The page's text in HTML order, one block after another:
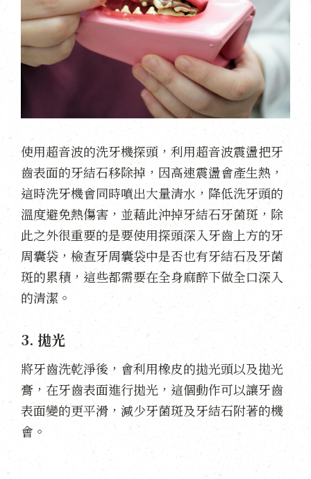
使用超音波的洗牙機探頭，利用超音波震盪把牙
齒表面的牙結石移除掉，因高速震盪會產生熱，
這時洗牙機會同時噴出大量清水，降低洗牙頭的
溫度避免熱傷害，並藉此沖掉牙結石牙菌斑，除
此之外很重要的是要使用探頭深入牙齒上方的牙
周囊袋，檢查牙周囊袋中是否也有牙結石及牙菌
斑的累積，這些都需要在全身麻醉下做全口深入
的清潔。
3. 拋光
將牙齒洗乾淨後，會利用橡皮的拋光頭以及拋光
膏，在牙齒表面進行拋光，這個動作可以讓牙齒
表面變的更平滑，減少牙菌斑及牙結石附著的機
會。